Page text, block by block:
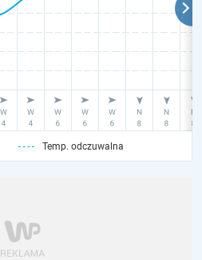
Temp. odczuwalna